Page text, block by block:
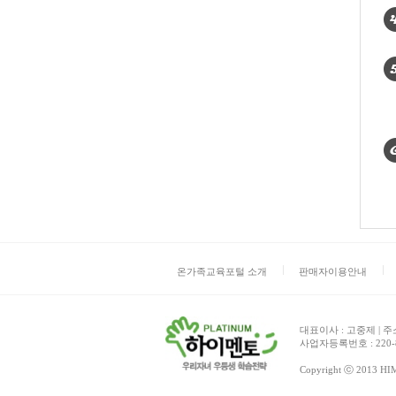
온가족교육포털 소개 판매자이용안내
대표이사 : 고중제 |
사업자등록번호 :
Copyright ⓒ 2013